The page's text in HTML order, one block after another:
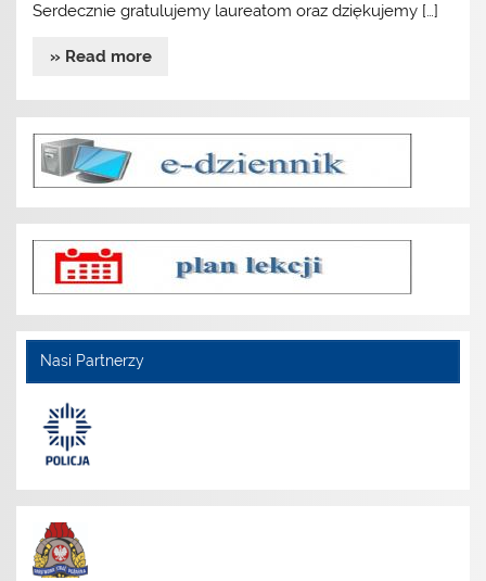
Serdecznie gratulujemy laureatom oraz dziękujemy […]
» Read more
Nasi Partnerzy